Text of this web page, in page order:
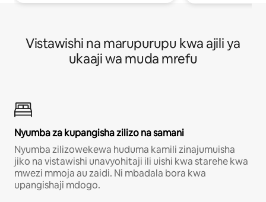
Vistawishi na marupurupu kwa ajili ya
ukaaji wa muda mrefu
Nyumba za kupangisha zilizo na samani
Nyumba zilizowekewa huduma kamili zinajumuisha
jiko na vistawishi unavyohitaji ili uishi kwa starehe kwa
mwezi mmoja au zaidi. Ni mbadala bora kwa
upangishaji mdogo.